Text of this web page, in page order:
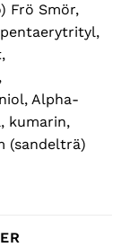
Frö Smör,
Alpha-
kumarin,
(sandelträ)